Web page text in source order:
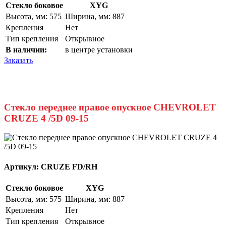
Стекло боковое
XYG
Высота, мм: 575 Ширина, мм: 887
Крепления
Нет
Тип крепления
Открывное
В наличии:
в центре установки
Заказать
Стекло переднее правое опускное CHEVROLET
CRUZE 4 /5D 09-15
Артикул: CRUZE FD/RH
Стекло боковое
XYG
Высота, мм: 575 Ширина, мм: 887
Крепления
Нет
Тип крепления
Открывное